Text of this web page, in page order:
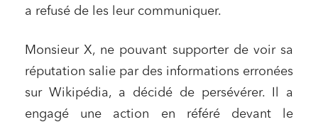
a refusé de les leur communiquer.
Monsieur X, ne pouvant supporter de voir sa
réputation salie par des informations erronées
sur Wikipédia, a décidé de persévérer. Il a
engagé une action en référé devant le